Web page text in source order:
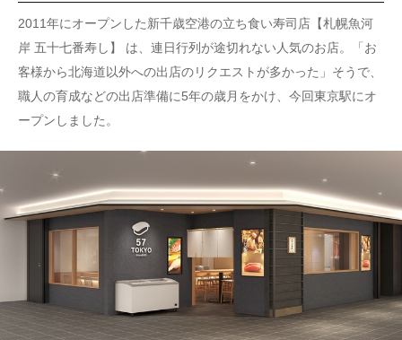
2011年にオープンした新千歳空港の立ち食い寿司店【札幌魚河
岸 五十七番寿し】 は、連日行列が途切れない人気のお店。「お
客様から北海道以外への出店のリクエストが多かった」そうで、
職人の育成などの出店準備に5年の歳月をかけ、今回東京駅にオ
ープンしました。